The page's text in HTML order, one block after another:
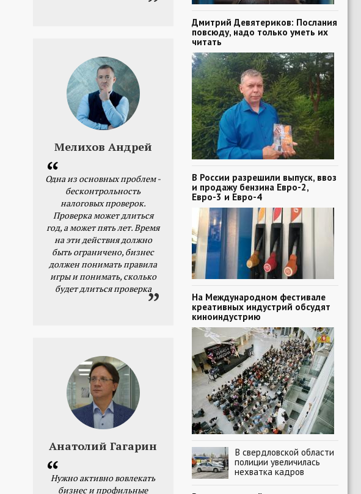
Мелихов Андрей
Одна из основных проблем -
бесконтрольность
налоговых проверок.
Проверка может длиться
год, а может пять лет. Время
на эти действия должно
быть ограничено, бизнес
должен понимать правила
игры и понимать, сколько
будет длиться проверка
Анатолий Гагарин
Нужно активно вовлекать
бизнес и профильные
Дмитрий Девятериков: Послания
повсюду, надо только уметь их
читать
В России разрешили выпуск, ввоз
и продажу бензина Евро-2,
Евро-3 и Евро-4
На Международном фестивале
креативных индустрий обсудят
киноиндустрию
В свердловской области
полиции увеличилась
нехватка кадров